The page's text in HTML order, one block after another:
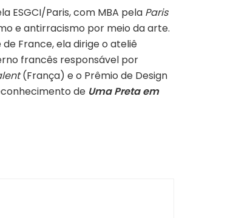
ESGCI/Paris, com MBA pela Paris
e antirracismo por meio da arte.
France, ela dirige o ateliê
francês responsável por
(França) e o Prêmio de Design
de Uma Preta em